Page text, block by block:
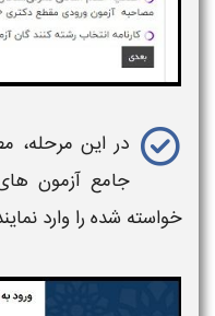
در این مرحله،
جامع آزمون
خواسته شده را وارد